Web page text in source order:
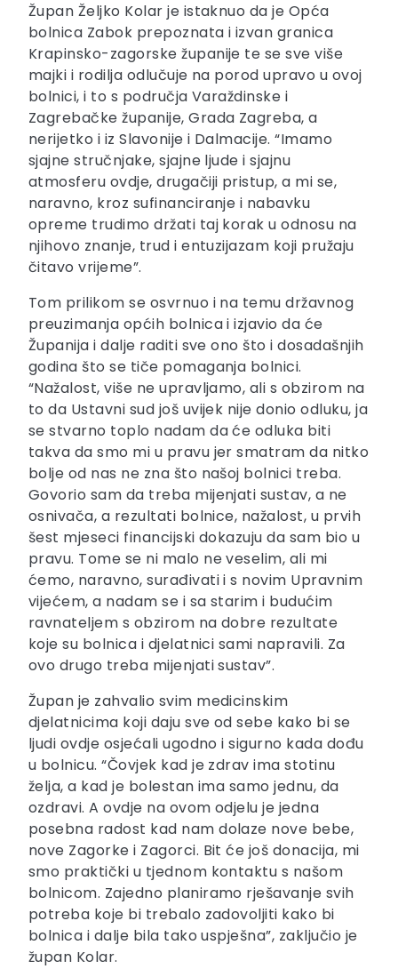
Župan Željko Kolar je istaknuo da je Opća
bolnica Zabok prepoznata i izvan granica
Krapinsko-zagorske županije te se sve više
majki i rodilja odlučuje na porod upravo u ovoj
bolnici, i to s područja Varaždinske i
Zagrebačke županije, Grada Zagreba, a
nerijetko i iz Slavonije i Dalmacije. “Imamo
sjajne stručnjake, sjajne ljude i sjajnu
atmosferu ovdje, drugačiji pristup, a mi se,
naravno, kroz sufinanciranje i nabavku
opreme trudimo držati taj korak u odnosu na
njihovo znanje, trud i entuzijazam koji pružaju
čitavo vrijeme”.
Tom prilikom se osvrnuo i na temu državnog
preuzimanja općih bolnica i izjavio da će
Županija i dalje raditi sve ono što i dosadašnjih
godina što se tiče pomaganja bolnici.
“Nažalost, više ne upravljamo, ali s obzirom na
to da Ustavni sud još uvijek nije donio odluku, ja
se stvarno toplo nadam da će odluka biti
takva da smo mi u pravu jer smatram da nitko
bolje od nas ne zna što našoj bolnici treba.
Govorio sam da treba mijenjati sustav, a ne
osnivača, a rezultati bolnice, nažalost, u prvih
šest mjeseci financijski dokazuju da sam bio u
pravu. Tome se ni malo ne veselim, ali mi
ćemo, naravno, surađivati i s novim Upravnim
vijećem, a nadam se i sa starim i budućim
ravnateljem s obzirom na dobre rezultate
koje su bolnica i djelatnici sami napravili. Za
ovo drugo treba mijenjati sustav”.
Župan je zahvalio svim medicinskim
djelatnicima koji daju sve od sebe kako bi se
ljudi ovdje osjećali ugodno i sigurno kada dođu
u bolnicu. “Čovjek kad je zdrav ima stotinu
želja, a kad je bolestan ima samo jednu, da
ozdravi. A ovdje na ovom odjelu je jedna
posebna radost kad nam dolaze nove bebe,
nove Zagorke i Zagorci. Bit će još donacija, mi
smo praktički u tjednom kontaktu s našom
bolnicom. Zajedno planiramo rješavanje svih
potreba koje bi trebalo zadovoljiti kako bi
bolnica i dalje bila tako uspješna”, zaključio je
župan Kolar.